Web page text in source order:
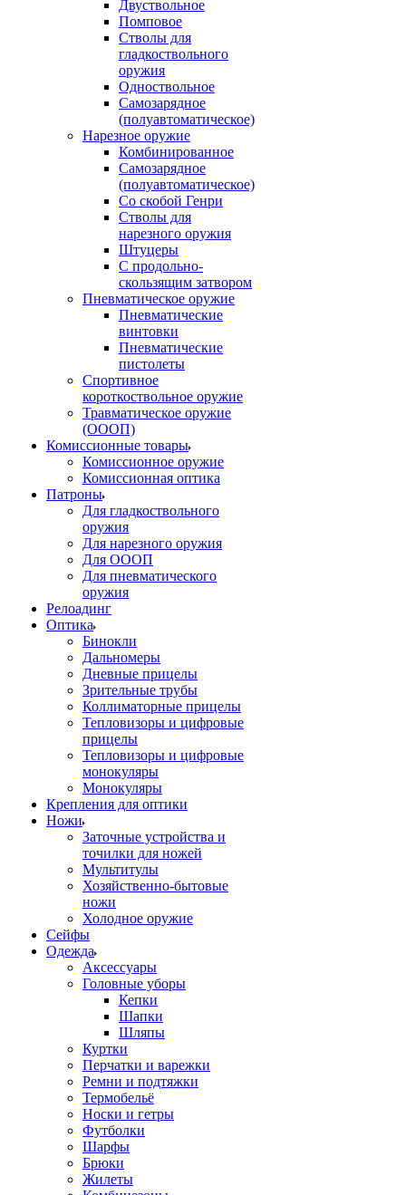
Двуствольное
Помповое
Стволы для
гладкоствольного
оружия
Одноствольное
Самозарядное
(полуавтоматическое)
Нарезное оружие
Комбинированное
Самозарядное
(полуавтоматическое)
Со скобой Генри
Стволы для
нарезного оружия
Штуцеры
С продольно-
скользящим затвором
Пневматическое оружие
Пневматические
винтовки
Пневматические
пистолеты
Спортивное
короткоствольное оружие
Травматическое оружие
(ОООП)
Комиссионные товары
Комиссионное оружие
Комиссионная оптика
Патроны
Для гладкоствольного
оружия
Для нарезного оружия
Для ОООП
Для пневматического
оружия
Релоадинг
Оптика
Бинокли
Дальномеры
Дневные прицелы
Зрительные трубы
Коллиматорные прицелы
Тепловизоры и цифровые
прицелы
Тепловизоры и цифровые
монокуляры
Монокуляры
Крепления для оптики
Ножи
Заточные устройства и
точилки для ножей
Мультитулы
Хозяйственно-бытовые
ножи
Холодное оружие
Сейфы
Одежда
Аксессуары
Головные уборы
Кепки
Шапки
Шляпы
Куртки
Перчатки и варежки
Ремни и подтяжки
Термобельё
Носки и гетры
Футболки
Шарфы
Брюки
Жилеты